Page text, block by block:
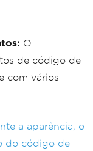
O
de código de
com vários
a aparência, o
do código de